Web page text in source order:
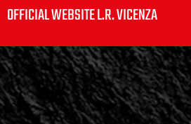
OFFICIAL WEBSITE L.R. VICENZA